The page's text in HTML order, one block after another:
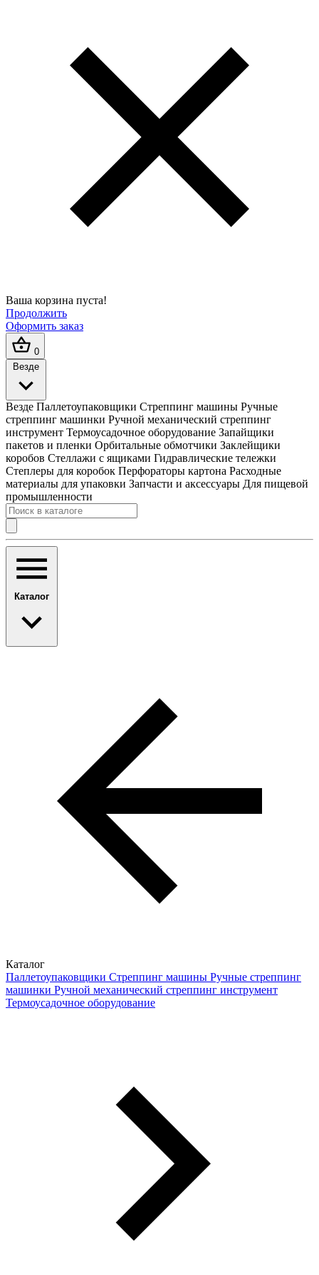
Ваша корзина пуста!
Продолжить
Оформить заказ
0
Везде
Везде Паллетоупаковщики Стреппинг машины Ручные
стреппинг машинки Ручной механический стреппинг
инструмент Термоусадочное оборудование Запайщики
пакетов и пленки Орбитальные обмотчики Заклейщики
коробов Стеллажи с ящиками Гидравлические тележки
Степлеры для коробок Перфораторы картона Расходные
материалы для упаковки Запчасти и аксессуары Для пищевой
промышленности
Каталог
Каталог
Паллетоупаковщики Стреппинг машины Ручные стреппинг
машинки Ручной механический стреппинг инструмент
Термоусадочное оборудование